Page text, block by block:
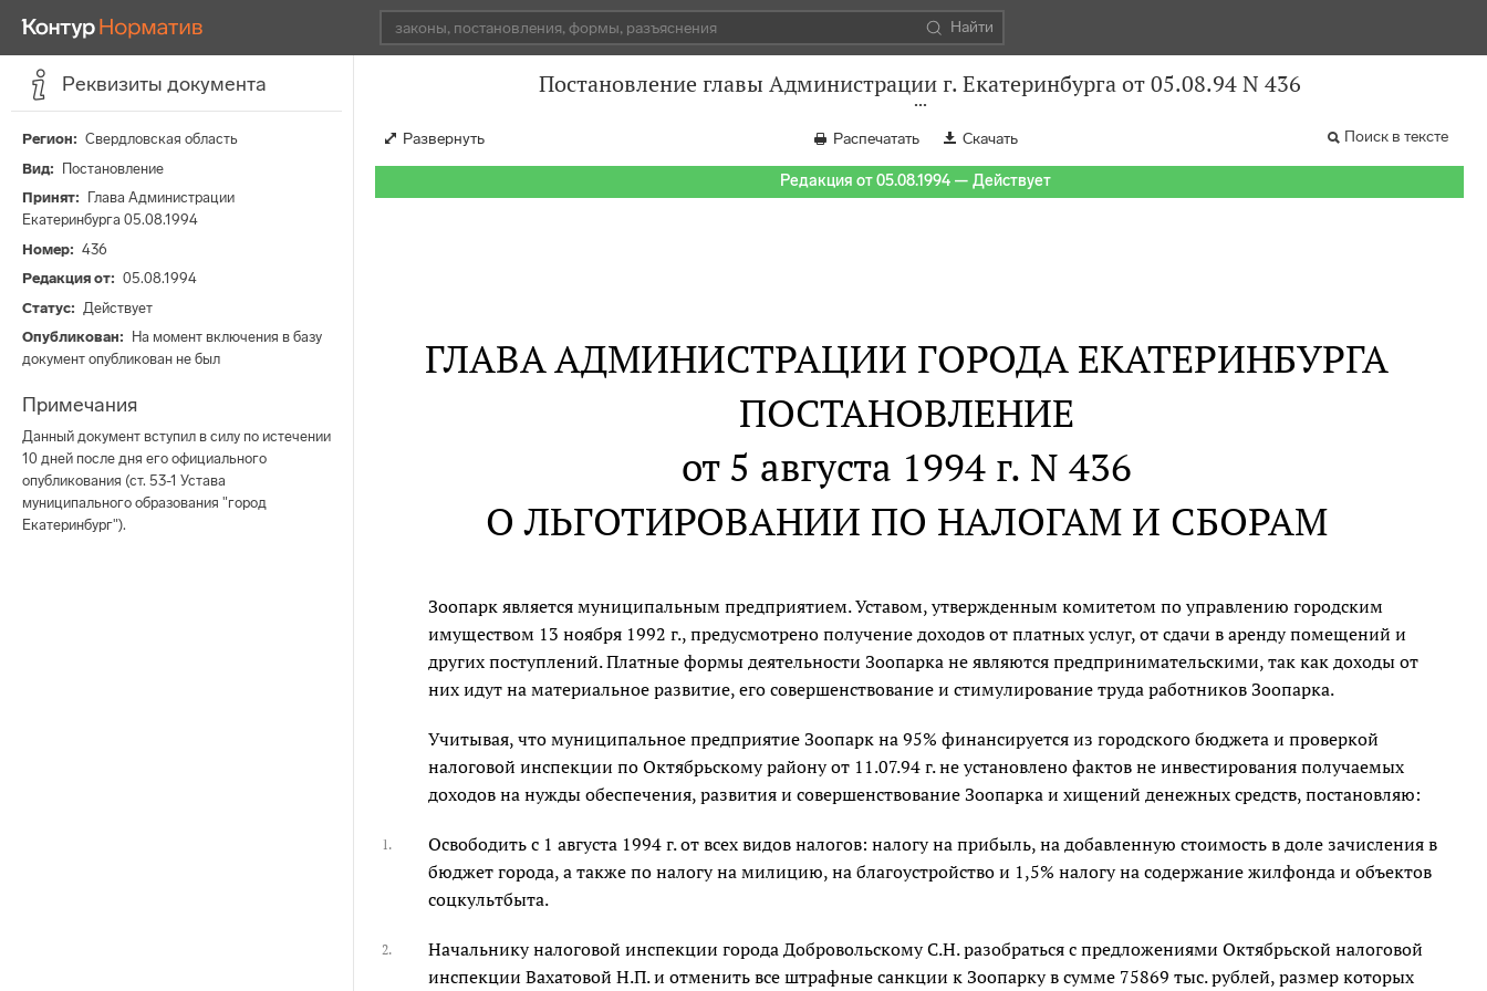
Найти
Реквизиты документа
Регион
Свердловская область
Вид
Постановление
Принят
Глава Администрации
Екатеринбурга 05.08.1994
Номер
436
Редакция от
05.08.1994
Статус
Действует
Опубликован
На момент включения в базу
документ опубликован не был
Примечания
Данный документ вступил в силу по истечении
10 дней после дня его официального
опубликования (ст. 53-1 Устава
муниципального образования "город
Екатеринбург").
Постановление главы Администрации г. Екатеринбурга от 05.08.94 N 436
Развернуть Распечатать Скачать Поиск в тексте
Редакция от 05.08.1994 — Действует
ГЛАВА АДМИНИСТРАЦИИ ГОРОДА ЕКАТЕРИНБУРГА
ПОСТАНОВЛЕНИЕ
от 5 августа 1994 г. N 436
О ЛЬГОТИРОВАНИИ ПО НАЛОГАМ И СБОРАМ
Зоопарк является муниципальным предприятием. Уставом, утвержденным комитетом по управлению городским
имуществом 13 ноября 1992 г., предусмотрено получение доходов от платных услуг, от сдачи в аренду помещений и
других поступлений. Платные формы деятельности Зоопарка не являются предпринимательскими, так как доходы от
них идут на материальное развитие, его совершенствование и стимулирование труда работников Зоопарка.
Учитывая, что муниципальное предприятие Зоопарк на 95% финансируется из городского бюджета и проверкой
налоговой инспекции по Октябрьскому району от 11.07.94 г. не установлено фактов не инвестирования получаемых
доходов на нужды обеспечения, развития и совершенствование Зоопарка и хищений денежных средств, постановляю:
1.
Освободить с 1 августа 1994 г. от всех видов налогов: налогу на прибыль, на добавленную стоимость в доле зачисления в
бюджет города, а также по налогу на милицию, на благоустройство и 1,5% налогу на содержание жилфонда и объектов
соцкультбыта.
2.
Начальнику налоговой инспекции города Добровольскому С.Н. разобраться с предложениями Октябрьской налоговой
инспекции Вахатовой Н.П. и отменить все штрафные санкции к Зоопарку в сумме 75869 тыс. рублей, размер которых